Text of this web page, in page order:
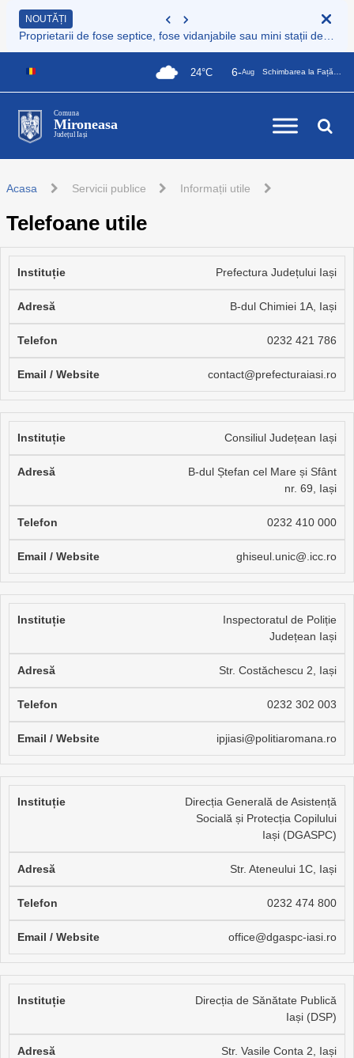
NOUTĂȚI
24°C 6-Aug
Comuna
Mironeasa
Județul Iași
Acasa Servicii publice Informații utile
Telefoane utile
Prefectura Județului Iași
B-dul Chimiei 1A, Iași
0232 421 786
contact@prefecturaiasi.ro
Consiliul Județean Iași
B-dul Ștefan cel Mare și Sfânt
nr. 69, Iași
0232 410 000
ghiseul.unic@.icc.ro
Inspectoratul de Poliție
Județean Iași
Str. Costăchescu 2, Iași
0232 302 003
ipjiasi@politiaromana.ro
Direcția Generală de Asistență
Socială și Protecția Copilului
Iași (DGASPC)
Str. Ateneului 1C, Iași
0232 474 800
office@dgaspc-iasi.ro
Direcția de Sănătate Publică
Iași (DSP)
Str. Vasile Conta 2, Iași